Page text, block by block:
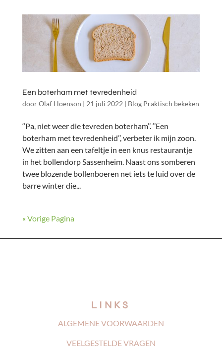
Een boterham met tevredenheid
doorOlaf Hoenson | 21 juli 2022| Blog Praktisch bekeken
‘’Pa, niet weer die tevreden boterham’’. ‘’Een
boterham met tevredenheid’’, verbeter ik mijn zoon.
We zitten aan een tafeltje in een knus restaurantje
in het bollendorp Sassenheim. Naast ons somberen
twee blozende bollenboeren net iets te luid over de
barre winter die...
« Vorige Pagina
LINKS
ALGEMENE VOORWAARDEN
VEELGESTELDE VRAGEN